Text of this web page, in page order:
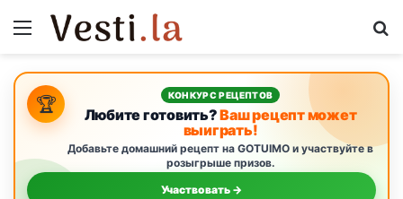
Menu
🏆 КОНКУРС РЕЦЕПТОВ
Любите готовить?Ваш рецепт может
выиграть!
Добавьте домашний рецепт на GOTUIMO и участвуйте в
розыгрыше призов.
Участвовать →